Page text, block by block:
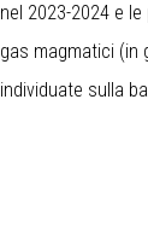
nel 2023-2024 e
gas magmatici (in
individuate sulla